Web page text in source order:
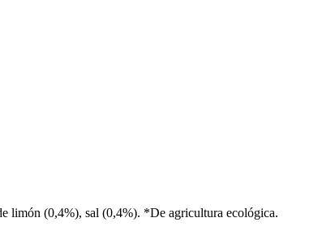
limón (0,4%), sal (0,4%). *De agricultura ecológica.